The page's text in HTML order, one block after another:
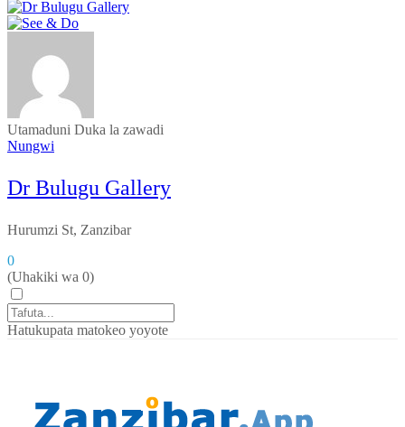
Utamaduni Duka la zawadi
Nungwi
Dr Bulugu Gallery
Hurumzi St, Zanzibar
0
(Uhakiki wa 0)
Hatukupata matokeo yoyote